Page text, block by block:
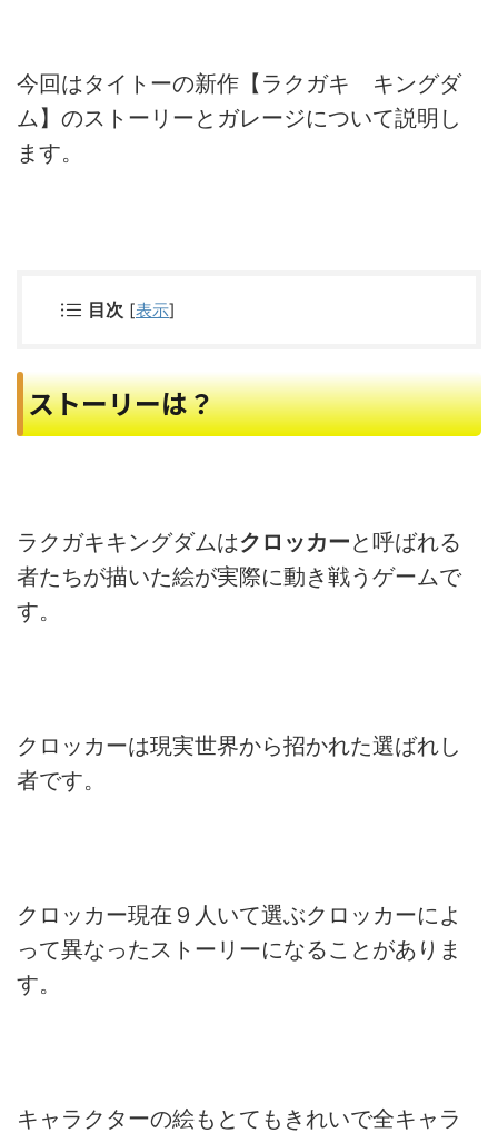
今回はタイトーの新作【ラクガキ キングダ
ム】のストーリーとガレージについて説明し
ます。
目次 [表示]
ストーリーは？
ラクガキキングダムはクロッカーと呼ばれる
者たちが描いた絵が実際に動き戦うゲームで
す。
クロッカーは現実世界から招かれた選ばれし
者です。
クロッカー現在９人いて選ぶクロッカーによ
って異なったストーリーになることがありま
す。
キャラクターの絵もとてもきれいで全キャラ